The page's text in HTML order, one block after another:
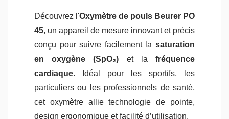
Découvrez l'Oxymètre de pouls Beurer PO
45, un appareil de mesure innovant et précis
conçu pour suivre facilement la saturation
en oxygène (SpO₂) et lafréquence
cardiaque. Idéal pour les sportifs, les
particuliers ou les professionnels de santé,
cet oxymètre allie technologie de pointe,
design ergonomique et facilité d’utilisation.